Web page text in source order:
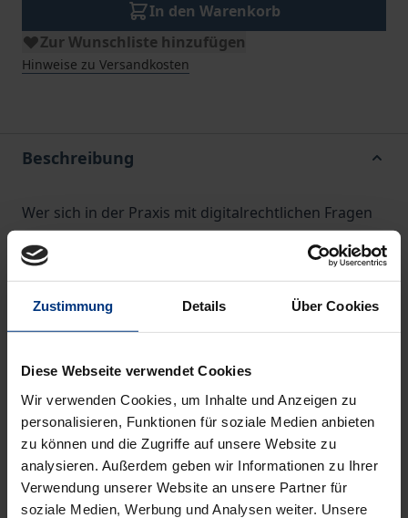
Zustimmung Details Über Cookies
Diese Webseite verwendet Cookies
Wir verwenden Cookies, um Inhalte und Anzeigen zu
personalisieren, Funktionen für soziale Medien anbieten
zu können und die Zugriffe auf unsere Website zu
analysieren. Außerdem geben wir Informationen zu Ihrer
Verwendung unserer Website an unsere Partner für
soziale Medien, Werbung und Analysen weiter. Unsere
In den Warenkorb
Zur Wunschliste hinzufügen
Hinweise zu Versandkosten
Beschreibung
Wer sich in der Praxis mit digitalrechtlichen Fragen
Dschungel europäischer Rechtsakte, die vielfach
Die Beiträge dieser Reihe nehmen sich gezielt
Datenwirtschaftsrechts an und tragen so dazu bei,
das Dickicht ein Stück weit zu lichten. Sie richten sich
an Juristinnen und Juristen, die im Berufsalltag
Orientierung in der europäischen Digital- und
Datenregulierung suchen, und leisten zugleich einen
wissenschaftlichen Beitrag zur Systematisierung